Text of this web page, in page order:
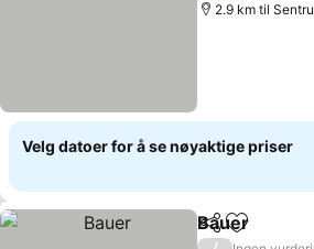
2.9 km til
Velg datoer for å se nøyaktige priser
Del Legg til i
Bauer